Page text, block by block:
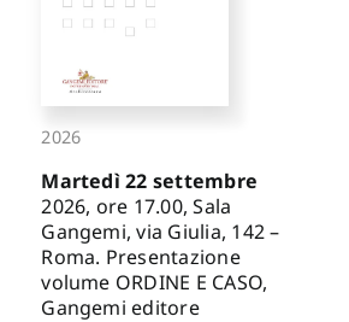
2026
Martedì 22 settembre
2026, ore 17.00, Sala
Gangemi, via Giulia, 142 –
Roma. Presentazione
volume ORDINE E CASO,
Gangemi editore